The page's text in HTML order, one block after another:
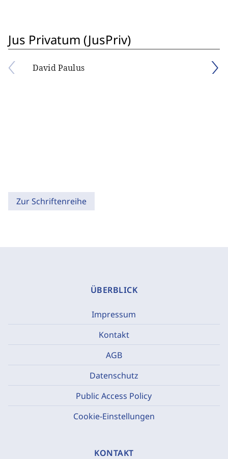
Jus Privatum (JusPriv)
David Paulus
Zur Schriftenreihe
ÜBERBLICK
Impressum
Kontakt
AGB
Datenschutz
Public Access Policy
Cookie-Einstellungen
KONTAKT